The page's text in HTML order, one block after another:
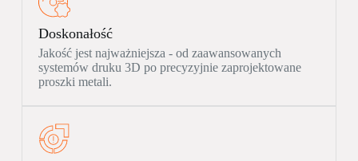
Doskonałość
Jakość jest najważniejsza - od zaawansowanych
systemów druku 3D po precyzyjnie zaprojektowane
proszki metali.